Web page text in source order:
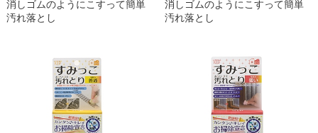
消しゴムのようにこすって簡単
汚れ落とし
消しゴムのようにこすって簡単
汚れ落とし